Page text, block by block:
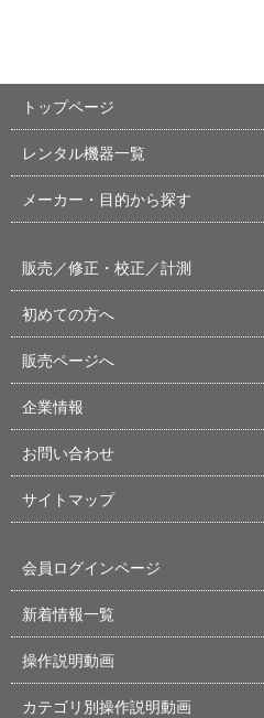
トップページ
レンタル機器一覧
メーカー・目的から探す
販売／修正・校正／計測
初めての方へ
販売ページへ
企業情報
お問い合わせ
サイトマップ
会員ログインページ
新着情報一覧
操作説明動画
カテゴリ別操作説明動画